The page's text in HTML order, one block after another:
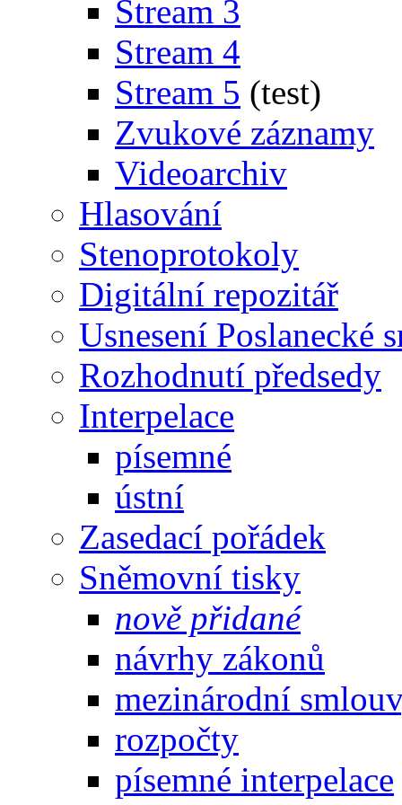
Stream 3
Stream 4
Stream 5 (test)
Zvukové záznamy
Videoarchiv
Hlasování
Stenoprotokoly
Digitální repozitář
Usnesení Poslanecké
Rozhodnutí předsedy
Interpelace
písemné
ústní
Zasedací pořádek
Sněmovní tisky
nově přidané
návrhy zákonů
mezinárodní
rozpočty
písemné interpelace